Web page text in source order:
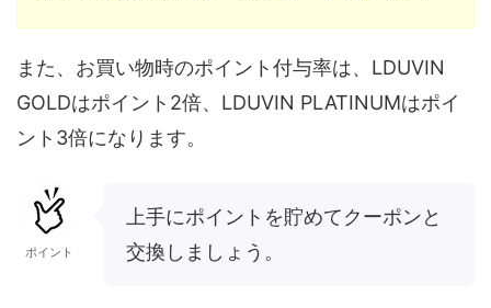
また、お買い物時のポイント付与率は、LDUVIN
GOLDはポイント2倍、LDUVIN PLATINUMはポイ
ント3倍になります。
ポイント
上手にポイントを貯めてクーポンと
交換しましょう。